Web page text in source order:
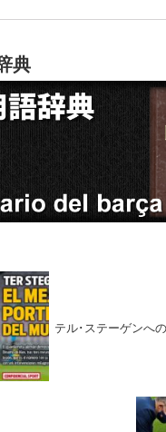
典
テル･ステーゲンへ